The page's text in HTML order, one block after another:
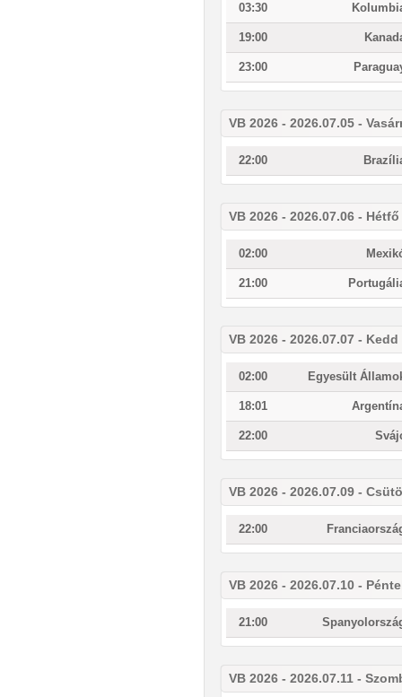
03:30
19:00
23:00
VB 2026 - 2026.07.05 -
22:00
VB 2026 - 2026.07.06 - Hétfő
02:00
21:00
VB 2026 - 2026.07.07 - Kedd
02:00 Egyesült
18:01
22:00
VB 2026 - 2026.07.09 -
22:00
VB 2026 - 2026.07.10 -
21:00
VB 2026 - 2026.07.11 -